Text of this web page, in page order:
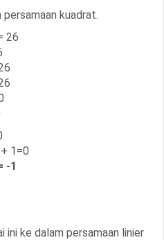
kuadrat.
26
-1
ini ke dalam persamaan linier